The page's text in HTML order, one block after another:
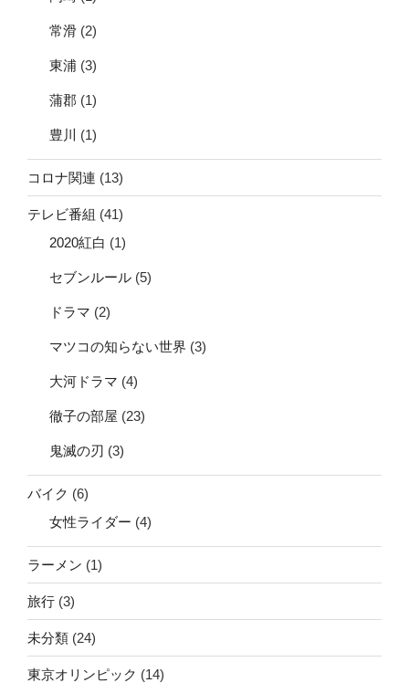
常滑 (2)
東浦 (3)
蒲郡 (1)
豊川 (1)
コロナ関連 (13)
テレビ番組 (41)
2020紅白 (1)
セブンルール (5)
ドラマ (2)
マツコの知らない世界 (3)
大河ドラマ (4)
徹子の部屋 (23)
鬼滅の刃 (3)
バイク (6)
女性ライダー (4)
ラーメン (1)
旅行 (3)
未分類 (24)
東京オリンピック (14)